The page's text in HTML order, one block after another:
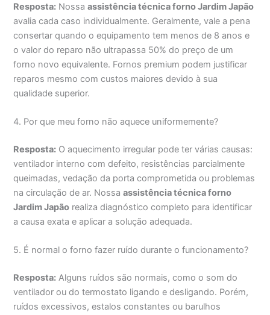
Resposta: Nossaassistência técnica forno Jardim Japão
avalia cada caso individualmente. Geralmente, vale a pena
consertar quando o equipamento tem menos de 8 anos e
o valor do reparo não ultrapassa 50% do preço de um
forno novo equivalente. Fornos premium podem justificar
reparos mesmo com custos maiores devido à sua
qualidade superior.
4. Por que meu forno não aquece uniformemente?
Resposta: O aquecimento irregular pode ter várias causas:
ventilador interno com defeito, resistências parcialmente
queimadas, vedação da porta comprometida ou problemas
na circulação de ar. Nossaassistência técnica forno
Jardim Japão realiza diagnóstico completo para identificar
a causa exata e aplicar a solução adequada.
5. É normal o forno fazer ruído durante o funcionamento?
Resposta: Alguns ruídos são normais, como o som do
ventilador ou do termostato ligando e desligando. Porém,
ruídos excessivos, estalos constantes ou barulhos